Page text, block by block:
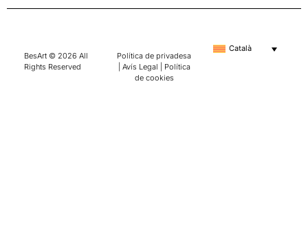
BesArt © 2026 All
Rights Reserved
Política de privadesa
Avís Legal
Política
de cookies
Català